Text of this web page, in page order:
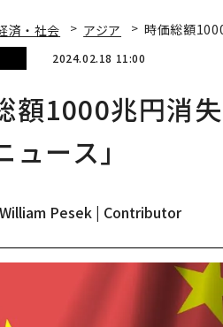
済・社会 アジア 時価総額
2024.02.18 11:00
額1000兆円消
ュース」
William Pesek | Contributor